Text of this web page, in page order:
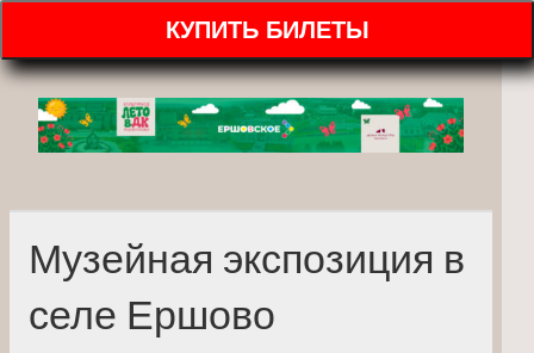
КУПИТЬ БИЛЕТЫ
Музейная экспозиция в
селе Ершово